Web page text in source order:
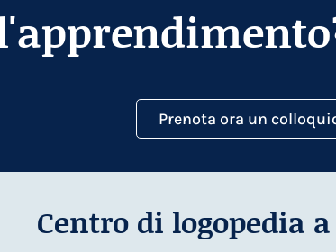
Prenota ora un
Centro di logopedia